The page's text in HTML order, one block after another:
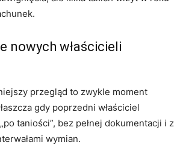
nowych właścicieli
przegląd to zwykle moment
gdy poprzedni właściciel
taniości”, bez pełnej dokumentacji i z
wymian.